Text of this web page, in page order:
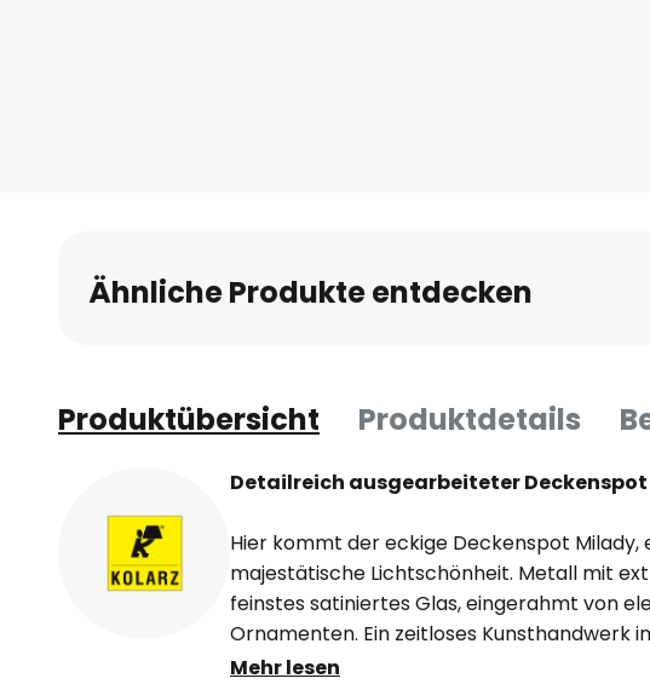
Ähnliche Produkte entdecken
Produktübersicht Produktdetails
Detailreich ausgearbeiteter
Hier kommt der eckige Deckenspot Milady,
majestätische Lichtschönheit. Metall mit
feinstes satiniertes Glas, eingerahmt von
Ornamenten. Ein zeitloses Kunsthandwerk
klassischem Look, für direkte und indirekte
Mehr lesen